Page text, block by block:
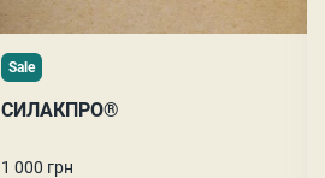
Sale
СИЛАКПРО®
1 000 грн